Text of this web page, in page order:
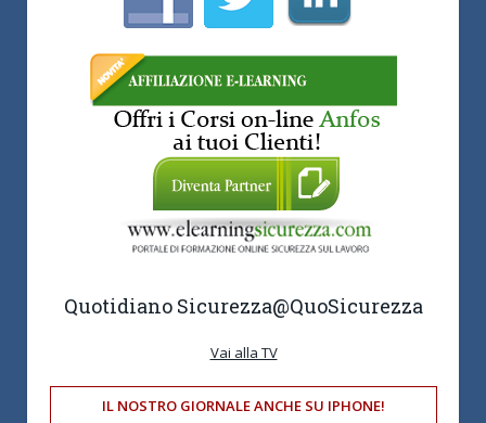
Quotidiano Sicurezza@QuoSicurezza
Vai alla TV
IL NOSTRO GIORNALE ANCHE SU IPHONE!